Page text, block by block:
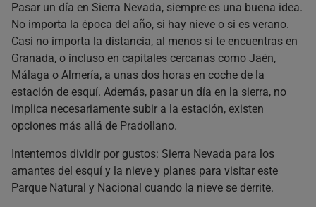
Senderismo en Sierra Nevada
Un paseo por la flora autóctona de Sierra Nevada
Ruta por los pueblos de la Alpujarra
Pasar un día en Sierra Nevada, siempre es una buena idea.
No importa la época del año, si hay nieve o si es verano.
Casi no importa la distancia, al menos si te encuentras en
Granada, o incluso en capitales cercanas como Jaén,
Málaga o Almería, a unas dos horas en coche de la
estación de esquí. Además, pasar un día en la sierra, no
implica necesariamente subir a la estación, existen
opciones más allá de Pradollano.
Intentemos dividir por gustos: Sierra Nevada para los
amantes del esquí y la nieve y planes para visitar este
Parque Natural y Nacional cuando la nieve se derrite.